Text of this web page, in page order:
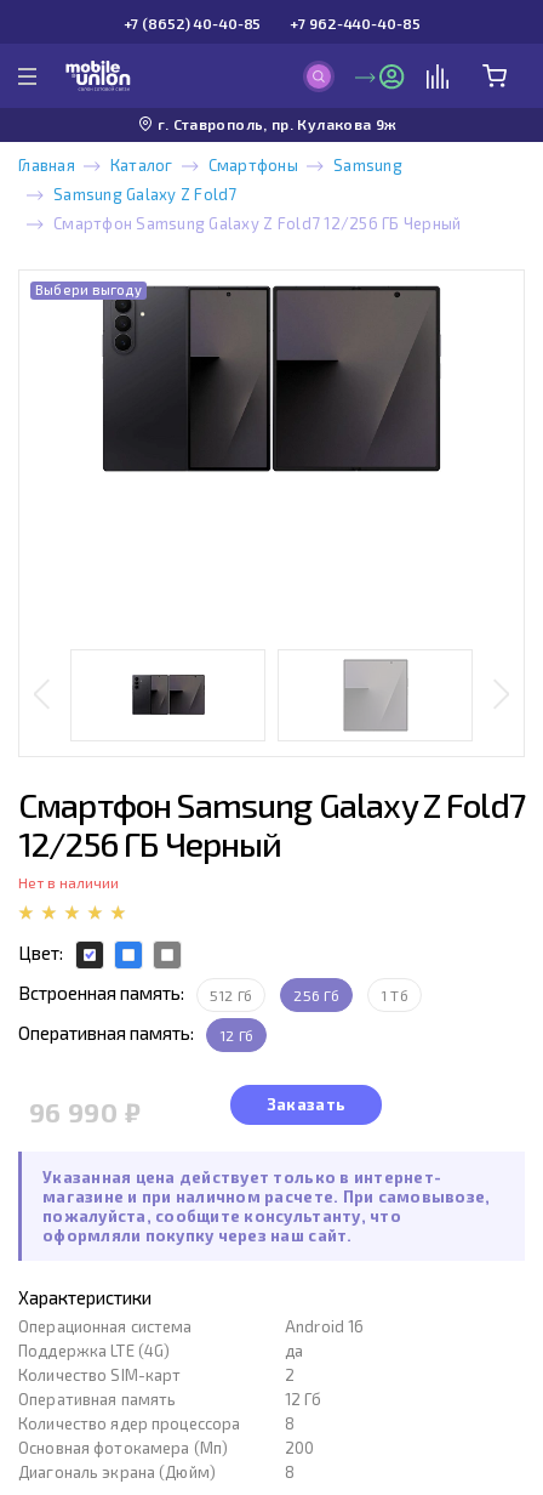
+7 (8652) 40-40-85 +7 962-440-40-85
г. Ставрополь, пр. Кулакова 9ж
Главная Каталог Смартфоны
Samsung
Samsung Galaxy Z Fold7
Смартфон Samsung Galaxy Z Fold7 12/256 ГБ Черный
Выбери выгоду
Смартфон Samsung Galaxy Z Fold7
12/256 ГБ Черный
Нет в наличии
Цвет:
Встроенная память:
512 Гб 256 Гб 1 Тб
Оперативная память: 12 Гб
96 990 ₽ Заказать
Указанная цена действует только в интернет-
магазине и при наличном расчете. При самовывозе,
пожалуйста, сообщите консультанту, что
оформляли покупку через наш сайт.
Характеристики
Операционная система
Android 16
Поддержка LTE (4G)
да
Количество SIM-карт
2
Оперативная память
12 Гб
Количество ядер процессора
8
Основная фотокамера (Мп)
200
Диагональ экрана (Дюйм)
8